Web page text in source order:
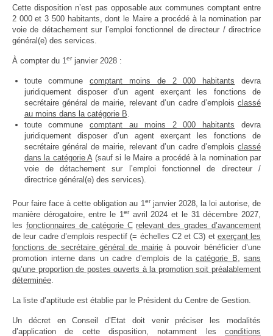
Archivistes ▼
e-services ▼
Cette disposition n’est pas opposable aux communes comptant entre
2 000 et 3 500 habitants, dont le Maire a procédé à la nomination par
voie de détachement sur l’emploi fonctionnel de directeur / directrice
général(e) des services.
À compter du 1erjanvier 2028 :
toute communecomptant moins de 2 000 habitants devra
juridiquement disposer d’un agent exerçant les fonctions de
secrétaire général de mairie, relevant d’un cadre d’emplois classé
au moins dans la catégorie B.
toute communecomptant au moins 2 000 habitants devra
juridiquement disposer d’un agent exerçant les fonctions de
secrétaire général de mairie, relevant d’un cadre d’emplois classé
dans la catégorie A(sauf si le Maire a procédé à la nomination par
voie de détachement sur l’emploi fonctionnel de directeur /
directrice général(e) des services).
Pour faire face à cette obligation au 1 erjanvier 2028, la loi autorise, de
manière dérogatoire, entre le 1 eravril 2024 et le 31 décembre 2027,
les fonctionnaires de catégorie C relevant des grades d’avancement
de leur cadre d’emplois respectif (= échelles C2 et C3) et exerçant les
fonctions de secrétaire général de mairieà pouvoir bénéficier d’une
promotion interne dans un cadre d’emplois de la catégorie B
sans
qu’une proportion de postes ouverts à la promotion soit préalablement
déterminée
La liste d’aptitude est établie par le Président du Centre de Gestion.
Un décret en Conseil d’Etat doit venir préciser les modalités
d’application de cette disposition, notamment les conditions